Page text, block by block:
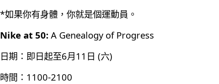
*如果你有身體，你就是個運動員。
Nike at 50: A Genealogy of Progress
日期：即日起至6月11日 (六)
時間：1100-2100